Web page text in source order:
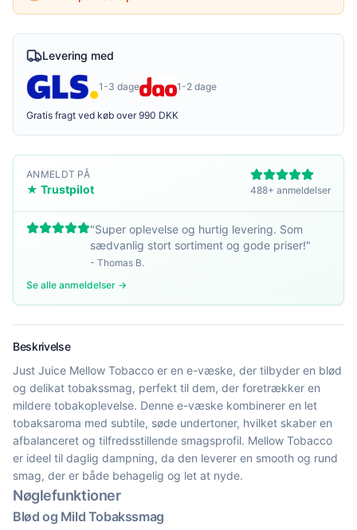
Levering med
1-3 dage 1-2 dage
Gratis fragt ved køb over 990 DKK
ANMELDT PÅ
★ Trustpilot 488+ anmeldelser
"Super oplevelse og hurtig levering. Som
sædvanlig stort sortiment og gode priser!"
- Thomas B.
Se alle anmeldelser →
Beskrivelse
Just Juice Mellow Tobacco er en e-væske, der tilbyder en blød
og delikat tobakssmag, perfekt til dem, der foretrækker en
mildere tobakoplevelse. Denne e-væske kombinerer en let
tobaksaroma med subtile, søde undertoner, hvilket skaber en
afbalanceret og tilfredsstillende smagsprofil. Mellow Tobacco
er ideel til daglig dampning, da den leverer en smooth og rund
smag, der er både behagelig og let at nyde.
Nøglefunktioner
Blød og Mild Tobakssmag